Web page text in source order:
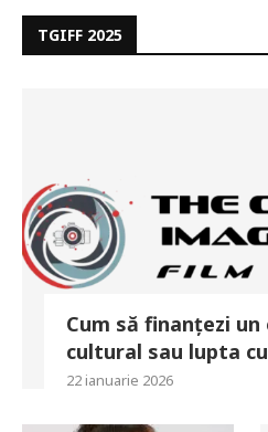
TGIFF 2025
Cum să finanțezi
cultural sau lupta
22 ianuarie 2026